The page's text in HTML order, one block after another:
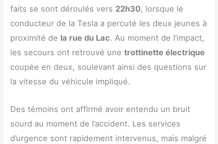
faits se sont déroulés vers 22h30, lorsque le
conducteur de la Tesla a percuté les deux jeunes à
proximité de la rue du Lac. Au moment de l’impact,
les secours ont retrouvé unetrottinette électrique
coupée en deux, soulevant ainsi des questions sur
la vitesse du véhicule impliqué.
Des témoins ont affirmé avoir entendu un bruit
sourd au moment de l’accident. Les services
d’urgence sont rapidement intervenus, mais malgré